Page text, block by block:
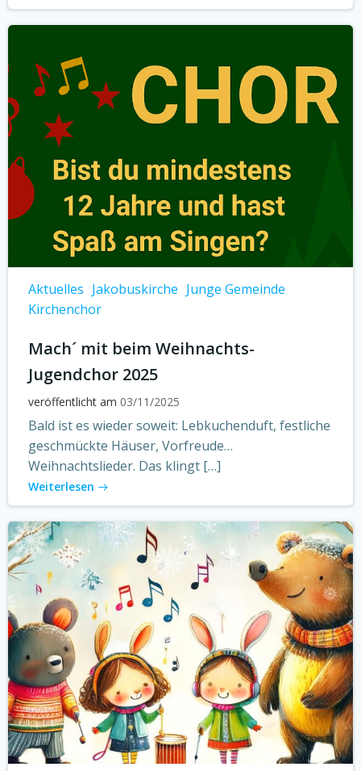
Aktuelles Jakobuskirche Junge Gemeinde
Kirchenchor
Mach´ mit beim Weihnachts-
Jugendchor 2025
veröffentlicht am 03/11/2025
Bald ist es wieder soweit: Lebkuchenduft, festliche
geschmückte Häuser, Vorfreude…
Weihnachtslieder. Das klingt […]
Weiterlesen